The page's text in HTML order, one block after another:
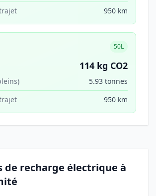
950 km
50L
114 kg CO2
5.93 tonnes
950 km
de recharge électrique à